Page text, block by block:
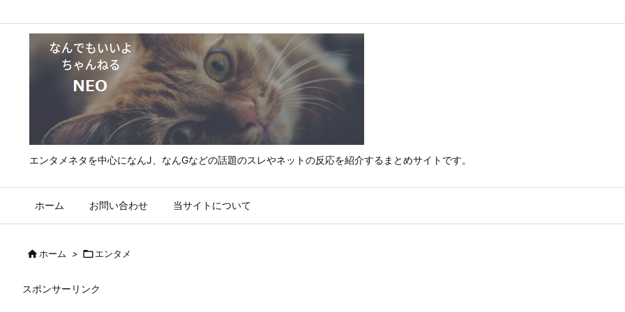
エンタメネタを中心になんJ、なんGなどの話題のスレやネットの反応を紹介するまとめサイトです。
ホーム お問い合わせ 当サイトについて
ホーム > エンタメ
スポンサーリンク